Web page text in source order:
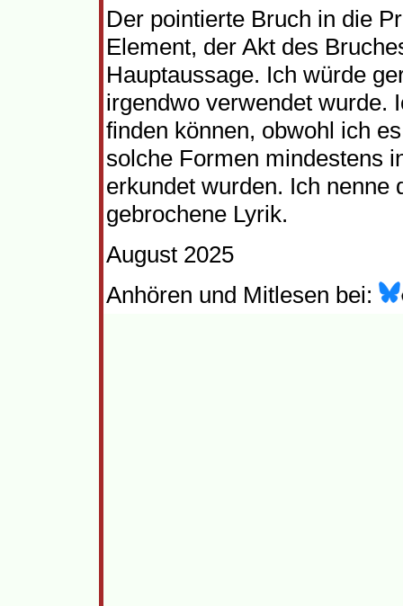
Der pointierte Bruch in die
Element, der Akt des
Hauptaussage. Ich würde
irgendwo verwendet wurde.
finden können, obwohl ich
solche Formen mindestens
erkundet wurden. Ich nenne
gebrochene Lyrik.
August 2025
Anhören und Mitlesen bei: